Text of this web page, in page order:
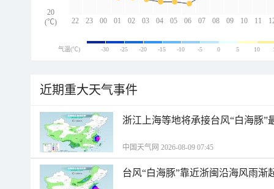
22 23 00 01 02 03 04 05 06 07 08 09 10 11
20
(℃)
气温(℃) -30 -25 -20 -15 -10 -5 0 5 10
近期重大天气事件
浙江上海等地将承接台风“白海豚”
中国天气网 2026-08-09 07:45
台风“白海豚”靠近浙闽沿海风雨渐